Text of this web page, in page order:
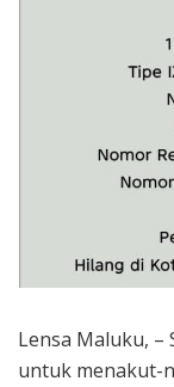
Lensa Maluku, –
untuk menakut-